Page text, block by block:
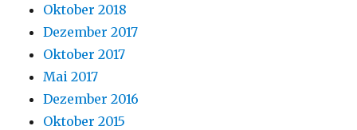
Oktober 2018
Dezember 2017
Oktober 2017
Mai 2017
Dezember 2016
Oktober 2015